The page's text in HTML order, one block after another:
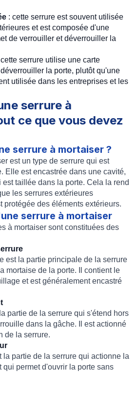
: cette serrure est souvent utilisée
et est composée d'une
de verrouiller et déverrouiller la
cette serrure utilise une carte
la porte, plutôt qu'une
utilisée dans les entreprises et les
serrure à
ce que vous devez
serrure à mortaiser ?
est un type de serrure qui est
Elle est encastrée dans une cavité,
taillée dans la porte. Cela la rend
les serrures extérieures
protégée des éléments extérieurs.
serrure à mortaiser
à mortaiser sont constituées des
est la partie principale de la serrure
mortaise de la porte. Il contient le
et est généralement encastré
partie de la serrure qui s'étend hors
dans la gâche. Il est actionné
de la serrure.
la partie de la serrure qui actionne la
qui permet d'ouvrir la porte sans